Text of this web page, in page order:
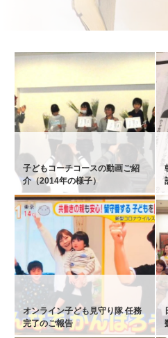
子どもコーチコースの動画ご紹
介（2014年の様子）
オンライン子ども見守り隊 任務
完了のご報告